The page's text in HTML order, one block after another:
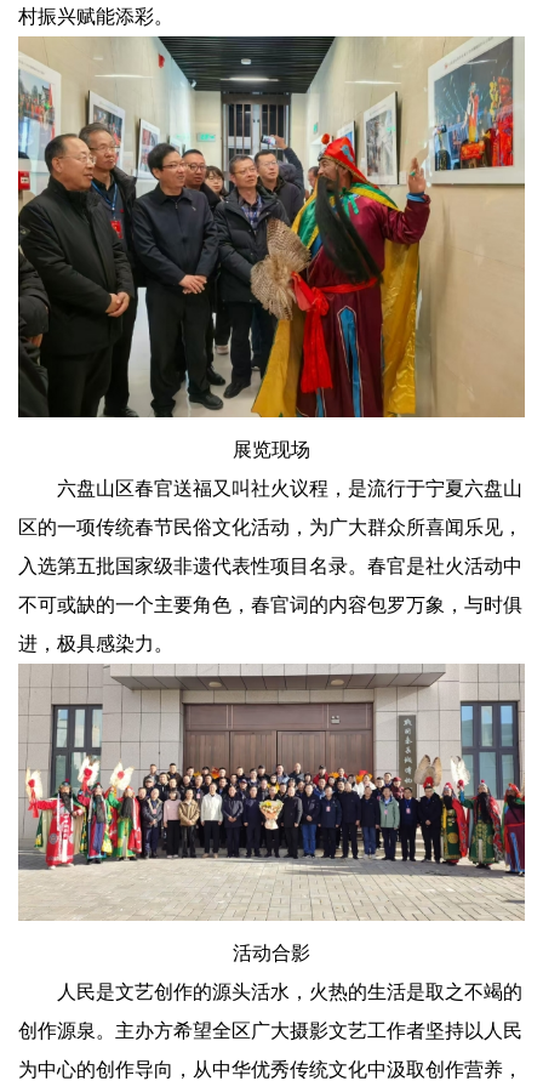
村振兴赋能添彩。
展览现场
六盘山区春官送福又叫社火议程，是流行于宁夏六盘山
区的一项传统春节民俗文化活动，为广大群众所喜闻乐见，
入选第五批国家级非遗代表性项目名录。春官是社火活动中
不可或缺的一个主要角色，春官词的内容包罗万象，与时俱
进，极具感染力。
活动合影
人民是文艺创作的源头活水，火热的生活是取之不竭的
创作源泉。主办方希望全区广大摄影文艺工作者坚持以人民
为中心的创作导向，从中华优秀传统文化中汲取创作营养，